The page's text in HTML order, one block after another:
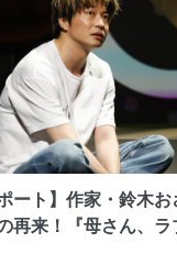
ート】作家・鈴木
再来！『母さん、ラ